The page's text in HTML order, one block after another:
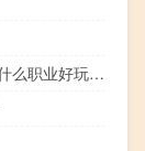
dnf燃武套外观全职业（dnf什么职业好玩暴力又省钱）